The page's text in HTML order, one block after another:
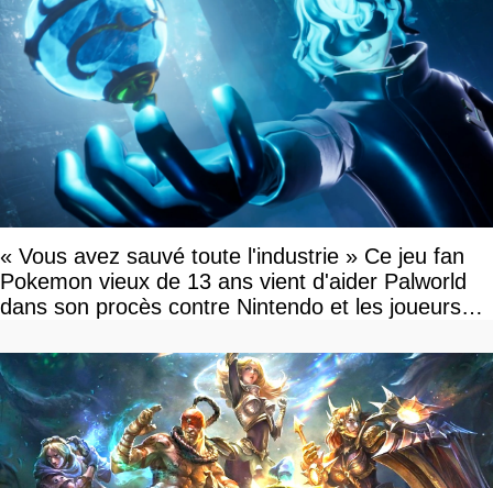
« Vous avez sauvé toute l'industrie » Ce jeu fan
Pokemon vieux de 13 ans vient d'aider Palworld
dans son procès contre Nintendo et les joueurs